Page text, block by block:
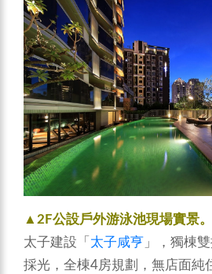
▲2F公設戶外游泳池現場實景。
太子建設「 太子咸亨 」，獨棟
採光，全棟4房規劃，無店面純